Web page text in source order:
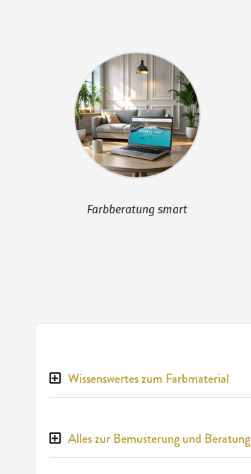
Farbberatung smart
Wissenswertes zum Farbmaterial
Alles zur Bemusterung und Beratung